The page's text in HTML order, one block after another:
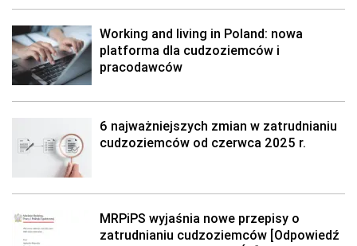
Working and living in Poland: nowa
platforma dla cudzoziemców i
pracodawców
6 najważniejszych zmian w zatrudnianiu
cudzoziemców od czerwca 2025 r.
MRPiPS wyjaśnia nowe przepisy o
zatrudnianiu cudzoziemców [Odpowiedź